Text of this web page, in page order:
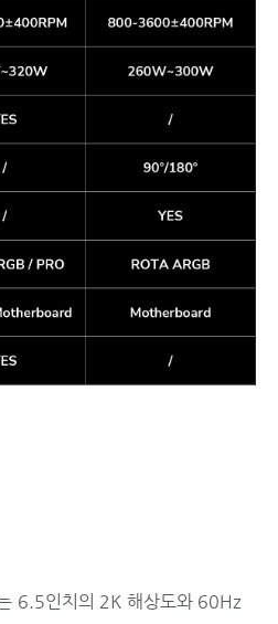
6.5인치의 2K 해상도와 60Hz